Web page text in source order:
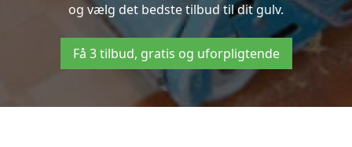
og vælg det bedste tilbud til dit gulv.
Få 3 tilbud, gratis og uforpligtende